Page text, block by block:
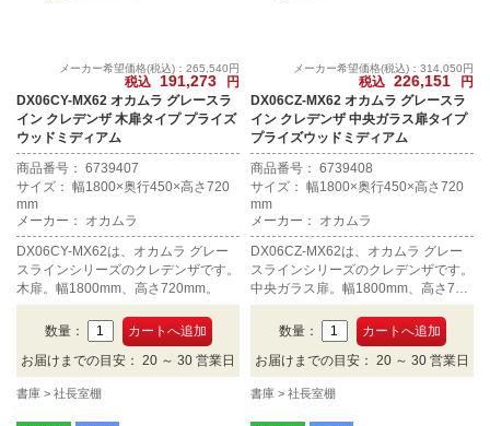
メーカー希望価格(税込)：265,540円
税込 191,273
円
DX06CY-MX62 オカムラ グレースラ
イン クレデンザ 木扉タイプ プライズ
ウッドミディアム
商品番号： 6739407
サイズ： 幅1800×奥行450×高さ720
mm
メーカー： オカムラ
DX06CY-MX62は、オカムラ グレー
スラインシリーズのクレデンザです。
木扉。幅1800mm、高さ720mm。
数量：
お届けまでの目安： 20 ～ 30 営業日
書庫 社長室棚
メーカー希望価格(税込)：314,050円
税込 226,151
円
DX06CZ-MX62 オカムラ グレースラ
イン クレデンザ 中央ガラス扉タイプ
プライズウッドミディアム
商品番号： 6739408
サイズ： 幅1800×奥行450×高さ720
mm
メーカー： オカムラ
DX06CZ-MX62は、オカムラ グレー
スラインシリーズのクレデンザです。
中央ガラス扉。幅1800mm、高さ720
mm。
数量：
お届けまでの目安： 20 ～ 30 営業日
書庫 社長室棚